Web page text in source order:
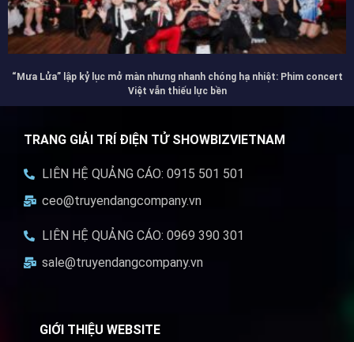
“Mưa Lửa” lập kỷ lục mở màn nhưng nhanh chóng hạ nhiệt: Phim concert
Việt vẫn thiếu lực bền
TRANG GIẢI TRÍ ĐIỆN TỬ SHOWBIZVIETNAM
LIÊN HỆ QUẢNG CÁO: 0915 501 501
ceo@truyendangcompany.vn
LIÊN HỆ QUẢNG CÁO: 0969 390 301
sale@truyendangcompany.vn
GIỚI THIỆU WEBSITE